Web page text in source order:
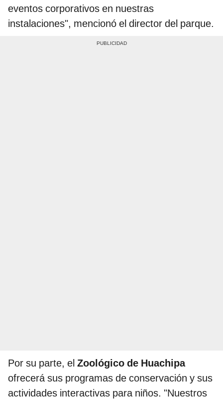
eventos corporativos en nuestras
instalaciones", mencionó el director del parque.
Por su parte, el Zoológico de Huachipa
ofrecerá sus programas de conservación y sus
actividades interactivas para niños. "Nuestros